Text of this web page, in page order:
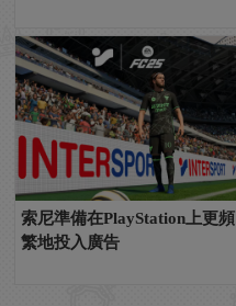
索尼準備在PlayStation上更頻
繁地投入廣告